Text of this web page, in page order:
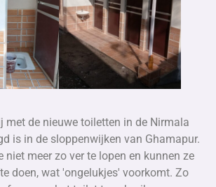
met de nieuwe toiletten in de Nirmala
is in de sloppenwijken van Ghamapur.
niet meer zo ver te lopen en kunnen ze
doen, wat 'ongelukjes' voorkomt. Zo